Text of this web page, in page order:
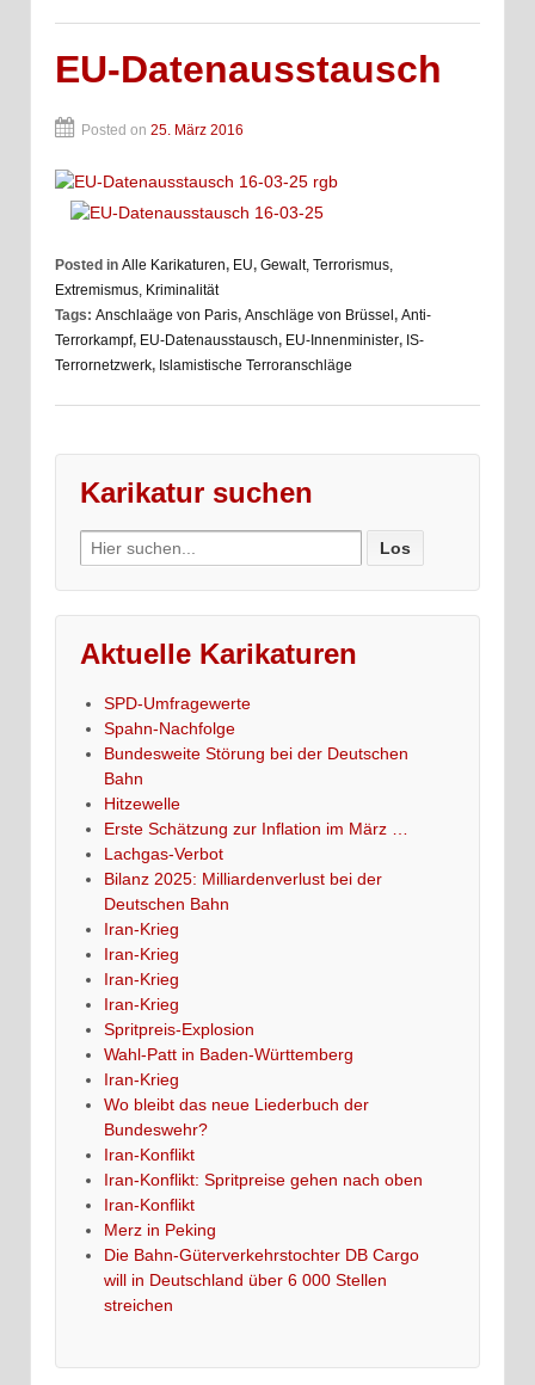
EU-Datenausstausch
Posted on 25. März 2016
Posted in Alle Karikaturen, EU, Gewalt, Terrorismus,
Extremismus, Kriminalität
Tags: Anschlaäge von Paris, Anschläge von Brüssel, Anti-
Terrorkampf, EU-Datenausstausch, EU-Innenminister, IS-
Terrornetzwerk, Islamistische Terroranschläge
Karikatur suchen
Search
for:
Aktuelle Karikaturen
SPD-Umfragewerte
Spahn-Nachfolge
Bundesweite Störung bei der Deutschen
Bahn
Hitzewelle
Erste Schätzung zur Inflation im März …
Lachgas-Verbot
Bilanz 2025: Milliardenverlust bei der
Deutschen Bahn
Iran-Krieg
Iran-Krieg
Iran-Krieg
Iran-Krieg
Spritpreis-Explosion
Wahl-Patt in Baden-Württemberg
Iran-Krieg
Wo bleibt das neue Liederbuch der
Bundeswehr?
Iran-Konflikt
Iran-Konflikt: Spritpreise gehen nach oben
Iran-Konflikt
Merz in Peking
Die Bahn-Güterverkehrstochter DB Cargo
will in Deutschland über 6 000 Stellen
streichen